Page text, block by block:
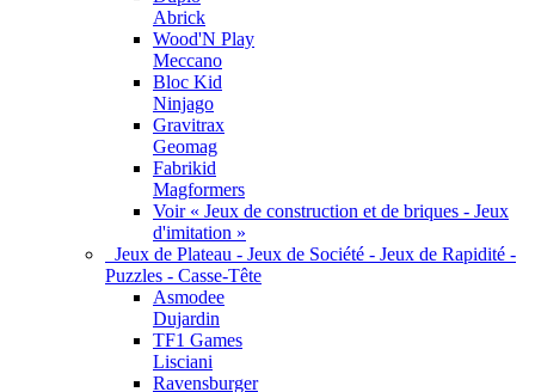
Abrick
Wood'N Play
Meccano
Bloc Kid
Ninjago
Gravitrax
Geomag
Fabrikid
Magformers
Voir « Jeux de construction et de briques - Jeux
d'imitation »
Jeux de Plateau - Jeux de Société - Jeux de Rapidité -
Puzzles - Casse-Tête
Asmodee
Dujardin
TF1 Games
Lisciani
Ravensburger